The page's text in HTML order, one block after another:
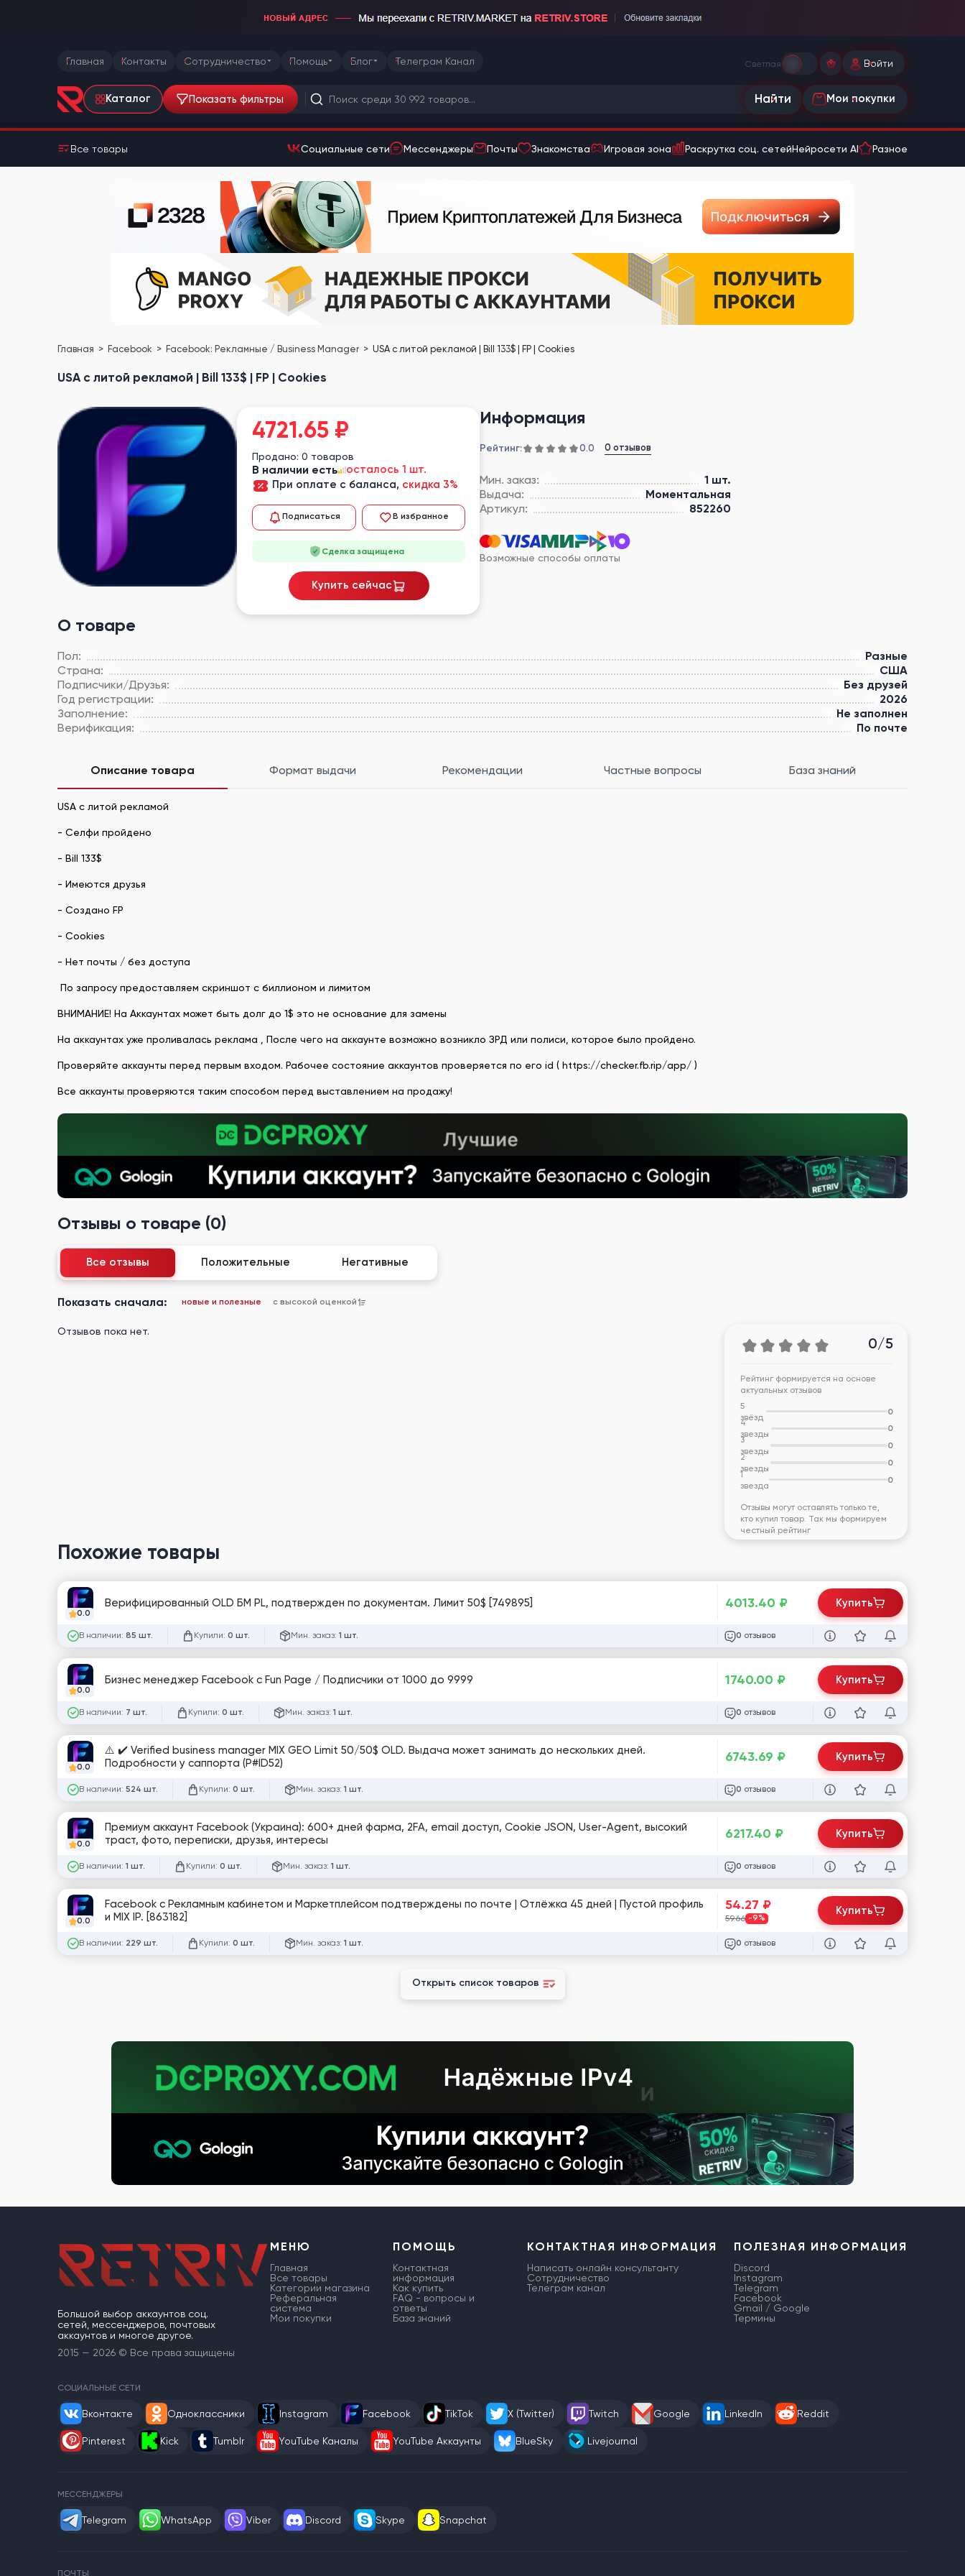
Главная Контакты Сотрудничество Помощь Блог Телеграм Канал Светлая Войти
Каталог Показать фильтры Найти Мои покупки
Все товары Социальные сети Мессенджеры Почты Знакомства Игровая зона Раскрутка соц. сетейНейросети AI Разное
Главная Facebook Facebook: Рекламные / Business Manager USA с литой рекламой | Bill 133$ | FP | Cookies
USA с литой рекламой | Bill 133$ | FP | Cookies
Информация
Рейтинг: 0.0 0 отзывов
Мин. заказ:
1 шт.
Выдача:
Моментальная
Артикул:
852260
Возможные способы оплаты
О товаре
Пол:
Разные
Страна:
США
Подписчики/Друзья:
Без друзей
Год регистрации:
2026
Заполнение:
Не заполнен
Верификация:
По почте
4721.65 ₽
Продано: 0 товаров
В наличии есть
осталось 1 шт.
При оплате с баланса, скидка 3%
Подписаться В избранное
Сделка защищена
Купить сейчас
Описание товара Формат выдачи Рекомендации Частные вопросы База знаний
USA с литой рекламой
- Селфи пройдено
- Bill 133$
- Имеются друзья
- Создано FP
- Cookies
- Нет почты / без доступа
По запросу предоставляем скриншот с биллионом и лимитом
ВНИМАНИЕ! На Аккаунтах может быть долг до 1$ это не основание для замены
На аккаунтах уже проливалась реклама , После чего на аккаунте возможно возникло ЗРД или полиси, которое было пройдено.
Проверяйте аккаунты перед первым входом. Рабочее состояние аккаунтов проверяется по его id ( https://checker.fb.rip/app/ )
Все аккаунты проверяются таким способом перед выставлением на продажу!
Отзывы о товаре (0)
Все отзывы Положительные Негативные
Показать сначала: новые и полезные с высокой оценкой
Отзывов пока нет.
0/5
Рейтинг формируется на основе
актуальных отзывов
5
звёзд
0
4
звезды
0
3
звезды
0
2
звезды
0
1
звезда
0
Отзывы могут оставлять только те,
кто купил товар. Так мы формируем
честный рейтинг
Похожие товары
0.0
Верифицированный OLD БМ PL, подтвержден по документам. Лимит 50$ [749895]
В наличии: 85 шт. Купили: 0 шт. Мин. заказ: 1 шт.
4013.40 ₽
0 отзывов
Купить
0.0
Бизнес менеджер Facebook с Fun Page / Подписчики от 1000 до 9999
В наличии: 7 шт. Купили: 0 шт. Мин. заказ: 1 шт.
1740.00 ₽
0 отзывов
Купить
0.0
⚠️ ✔️ Verified business manager MIX GEO Limit 50/50$ OLD. Выдача может занимать до нескольких дней.
Подробности у саппорта (P#ID52)
В наличии: 524 шт. Купили: 0 шт. Мин. заказ: 1 шт.
6743.69 ₽
0 отзывов
Купить
0.0
Премиум аккаунт Facebook (Украина): 600+ дней фарма, 2FA, email доступ, Cookie JSON, User-Agent, высокий
траст, фото, переписки, друзья, интересы
В наличии: 1 шт. Купили: 0 шт. Мин. заказ: 1 шт.
6217.40 ₽
0 отзывов
Купить
0.0
Facebook с Рекламным кабинетом и Маркетплейсом подтверждены по почте | Отлёжка 45 дней | Пустой профиль
и MIX IP. [863182]
В наличии: 229 шт. Купили: 0 шт. Мин. заказ: 1 шт.
54.27 ₽
59.66 -9%
0 отзывов
Купить
Открыть список товаров
Большой выбор аккаунтов соц.
сетей, мессенджеров, почтовых
аккаунтов и многое другое.
2015 — 2026 © Все права защищены
МЕНЮ
Главная
Все товары
Категории магазина
Реферальная
система
Мои покупки
ПОМОЩЬ
Контактная
информация
Как купить
FAQ - вопросы и
ответы
База знаний
КОНТАКТНАЯ ИНФОРМАЦИЯ
Написать онлайн консультанту
Сотрудничество
Телеграм канал
ПОЛЕЗНАЯ ИНФОРМАЦИЯ
Discord
Instagram
Telegram
Facebook
Gmail / Google
Термины
СОЦИАЛЬНЫЕ СЕТИ
Вконтакте Одноклассники Instagram Facebook TikTok X (Twitter) Twitch Google LinkedIn Reddit
Pinterest Kick Tumblr YouTube Каналы YouTube Аккаунты BlueSky Livejournal
МЕССЕНДЖЕРЫ
Telegram WhatsApp Viber Discord Skype Snapchat
ПОЧТЫ